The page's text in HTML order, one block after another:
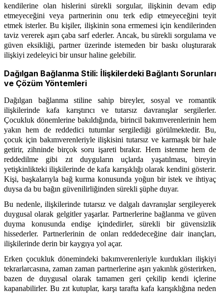
kendilerine olan hislerini sürekli sorgular, ilişkinin devam edip
etmeyeceğini veya partnerinin onu terk edip etmeyeceğini teyit
etmek isterler. Bu kişiler, ilişkinin sona ermemesi için kendilerinden
taviz vererek aşırı çaba sarf ederler. Ancak, bu sürekli sorgulama ve
güven eksikliği, partner üzerinde istemeden bir baskı oluşturarak
ilişkiyi zedeleyici bir unsur haline gelebilir.
Dağılgan Bağlanma Stili: İlişkilerdeki Bağlantı Sorunları
ve Çözüm Yöntemleri
Dağılgan bağlanma stiline sahip bireyler, sosyal ve romantik
ilişkilerinde kafa karıştırıcı ve tutarsız davranışlar sergilerler.
Çocukluk dönemlerine bakıldığında, birincil bakımverenlerinin hem
yakın hem de reddedici tutumlar sergilediği görülmektedir. Bu,
çocuk için bakımverenleriyle ilişkisini tutarsız ve karmaşık bir hale
getirir, zihninde birçok soru işareti bırakır. Hem istenme hem de
reddedilme gibi zıt duyguların uçlarda yaşatılması, bireyin
yetişkinlikteki ilişkilerinde de kafa karışıklığı olarak kendini gösterir.
Kişi, başkalarıyla bağ kurma konusunda yoğun bir istek ve ihtiyaç
duysa da bu bağın güvenilirliğinden sürekli şüphe duyar.
Bu nedenle, ilişkilerinde tutarsız ve dalgalı davranışlar sergileyerek
duygusal olarak gelgitler yaşarlar. Partnerlerine bağlanma ve güven
duyma konusunda endişe içindedirler, sürekli bir güvensizlik
hissederler. Partnerlerinin de onları reddedeceğine dair inançları,
ilişkilerinde derin bir kaygıya yol açar.
Erken çocukluk dönemindeki bakımverenleriyle kurdukları ilişkiyi
tekrarlarcasına, zaman zaman partnerlerine aşırı yakınlık gösterirken,
bazen de duygusal olarak tamamen geri çekilip kendi içlerine
kapanabilirler. Bu zıt kutuplar, karşı tarafta kafa karışıklığına neden